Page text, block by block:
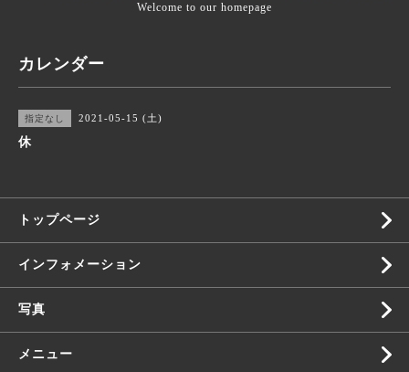
Welcome to our homepage
カレンダー
指定なし 2021-05-15 (土)
休
トップページ
インフォメーション
写真
メニュー